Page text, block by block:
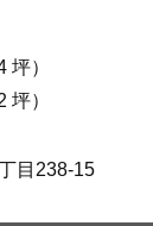
坪）
坪）
目238-15